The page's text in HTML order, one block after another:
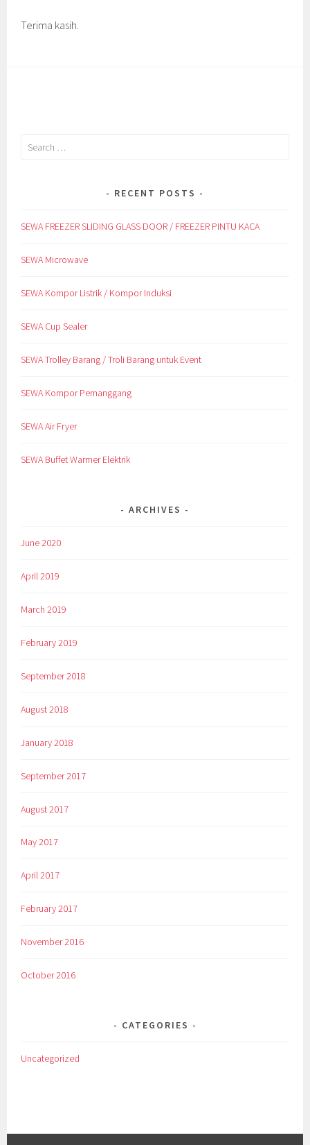
Terima kasih.
Search
RECENT POSTS
SEWA FREEZER SLIDING GLASS DOOR / FREEZER PINTU KACA
SEWA Microwave
SEWA Kompor Listrik / Kompor Induksi
SEWA Cup Sealer
SEWA Trolley Barang / Troli Barang untuk Event
SEWA Kompor Pemanggang
SEWA Air Fryer
SEWA Buffet Warmer Elektrik
ARCHIVES
June 2020
April 2019
March 2019
February 2019
September 2018
August 2018
January 2018
September 2017
August 2017
May 2017
April 2017
February 2017
November 2016
October 2016
CATEGORIES
Uncategorized